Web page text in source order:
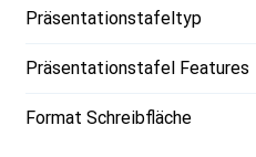
Präsentationstafeltyp
Präsentationstafel Features
Format Schreibfläche